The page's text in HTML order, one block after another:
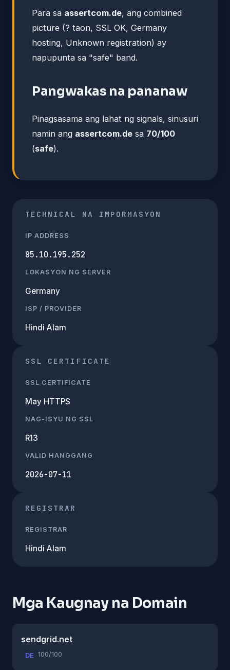
Para sa assertcom.de, ang combined
picture (? taon, SSL OK, Germany
hosting, Unknown registration) ay
napupunta sa "safe" band.
Pangwakas na pananaw
Pinagsasama ang lahat ng signals, sinusuri
namin ang assertcom.de sa 70/100
(safe).
TECHNICAL NA IMPORMASYON
IP ADDRESS
85.10.195.252
LOKASYON NG SERVER
Germany
ISP / PROVIDER
Hindi Alam
SSL CERTIFICATE
SSL CERTIFICATE
May HTTPS
NAG-ISYU NG SSL
R13
VALID HANGGANG
2026-07-11
REGISTRAR
REGISTRAR
Hindi Alam
Mga Kaugnay na Domain
sendgrid.net
DE 100/100